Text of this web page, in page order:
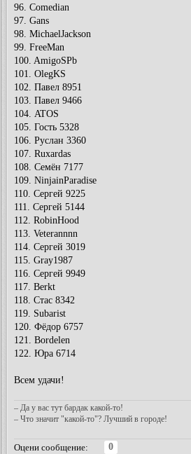
96. Comedian
97. Gans
98. MichaelJackson
99. FreeMan
100. AmigoSPb
101. OlegKS
102. Павел 8951
103. Павел 9466
104. ATOS
105. Гость 5328
106. Руслан 3360
107. Ruxardas
108. Семён 7177
109. NinjainParadise
110. Сергей 9225
111. Сергей 5144
112. RobinHood
113. Veterannnn
114. Сергей 3019
115. Gray1987
116. Сергей 9949
117. Berkt
118. Стас 8342
119. Subarist
120. Фёдор 6757
121. Bordelen
122. Юра 6714
Всем удачи!
– Да у вас тут бардак какой-то!
– Что значит "какой-то"? Лучший в городе!
Оцени сообщение:
0